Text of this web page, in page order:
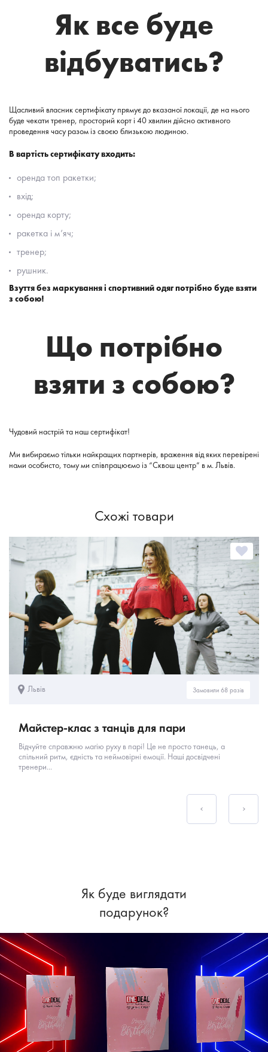
Як все буде
відбуватись?
Щасливий власник сертифікату прямує до вказаної локації, де на нього
буде чекати тренер, просторий корт і 40 хвилин дійсно активного
проведення часу разом із своєю близькою людиною.
В вартість сертифікату входить:
оренда топ ракетки;
вхід;
оренда корту;
ракетка і м’яч;
тренер;
рушник.
Взуття без маркування і спортивний одяг потрібно буде взяти
з собою!
Що потрібно
взяти з собою?
Чудовий настрій та наш сертифікат!
Ми вибираємо тільки найкращих партнерів, враження від яких перевірені
нами особисто, тому ми співпрацюємо із “Сквош центр” в м. Львів.
Схожі товари
Львів Замовили 68 разів
Майстер-клас з танців для пари
Відчуйте справжню магію руху в парі! Це не просто танець, а
спільний ритм, єдність та неймовірні емоції. Наші досвідчені
тренери...
Як буде виглядати
подарунок?